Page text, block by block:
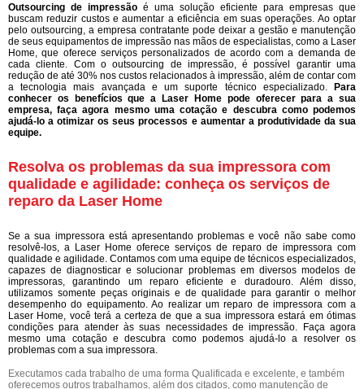
Outsourcing de impressão é uma solução eficiente para empresas que
buscam reduzir custos e aumentar a eficiência em suas operações. Ao optar
pelo outsourcing, a empresa contratante pode deixar a gestão e manutenção
de seus equipamentos de impressão nas mãos de especialistas, como a Laser
Home, que oferece serviços personalizados de acordo com a demanda de
cada cliente. Com o outsourcing de impressão, é possível garantir uma
redução de até 30% nos custos relacionados à impressão, além de contar com
a tecnologia mais avançada e um suporte técnico especializado. Para
conhecer os benefícios que a Laser Home pode oferecer para a sua
empresa, faça agora mesmo uma cotação e descubra como podemos
ajudá-lo a otimizar os seus processos e aumentar a produtividade da sua
equipe.
Resolva os problemas da sua impressora com
qualidade e agilidade: conheça os serviços de
reparo da Laser Home
Se a sua impressora está apresentando problemas e você não sabe como
resolvê-los, a Laser Home oferece serviços de reparo de impressora com
qualidade e agilidade. Contamos com uma equipe de técnicos especializados,
capazes de diagnosticar e solucionar problemas em diversos modelos de
impressoras, garantindo um reparo eficiente e duradouro. Além disso,
utilizamos somente peças originais e de qualidade para garantir o melhor
desempenho do equipamento. Ao realizar um reparo de impressora com a
Laser Home, você terá a certeza de que a sua impressora estará em ótimas
condições para atender às suas necessidades de impressão. Faça agora
mesmo uma cotação e descubra como podemos ajudá-lo a resolver os
problemas com a sua impressora.
Executamos cada trabalho de uma forma Qualificada e excelente, e também
oferecemos outros trabalhamos, além dos citados, como manutenção de